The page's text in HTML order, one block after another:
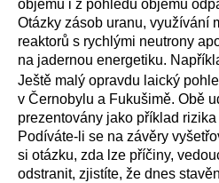
objemu i z pohledu objemů
Otázky zásob uranu, využívání
reaktorů s rychlými neutrony
na jadernou energetiku.
Ještě malý opravdu laický
v Černobylu a Fukušimě. Obě
prezentovány jako příklad
Podíváte-li se na závěry
si otázku, zda lze příčiny,
odstranit, zjistíte, že dnes